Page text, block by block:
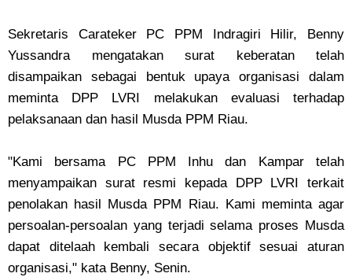
‎Sekretaris Carateker PC PPM Indragiri Hilir, Benny
Yussandra mengatakan surat keberatan telah
disampaikan sebagai bentuk upaya organisasi dalam
meminta DPP LVRI melakukan evaluasi terhadap
pelaksanaan dan hasil Musda PPM Riau.
‎"Kami bersama PC PPM Inhu dan Kampar telah
menyampaikan surat resmi kepada DPP LVRI terkait
penolakan hasil Musda PPM Riau. Kami meminta agar
persoalan-persoalan yang terjadi selama proses Musda
dapat ditelaah kembali secara objektif sesuai aturan
organisasi," kata Benny, Senin.